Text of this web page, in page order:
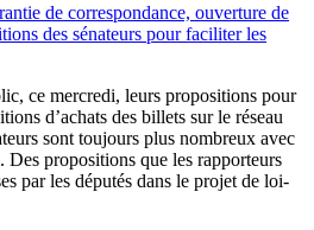
de correspondance, ouverture de
des sénateurs pour faciliter les
ce mercredi, leurs propositions pour
d’achats des billets sur le réseau
sont toujours plus nombreux avec
Des propositions que les rapporteurs
par les députés dans le projet de loi-